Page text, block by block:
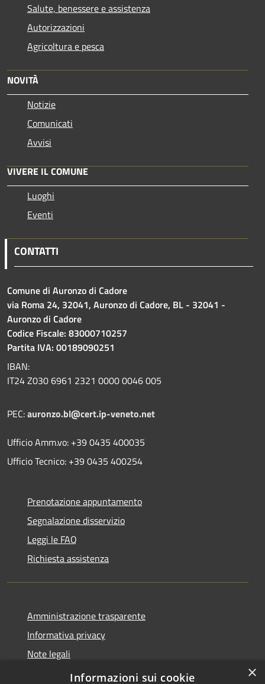
Salute, benessere e assistenza
Autorizzazioni
Agricoltura e pesca
NOVITÀ
Notizie
Comunicati
Avvisi
VIVERE IL COMUNE
Luoghi
Eventi
CONTATTI
Comune di Auronzo di Cadore
via Roma 24, 32041, Auronzo di Cadore, BL - 32041 -
Auronzo di Cadore
Codice Fiscale: 83000710257
Partita IVA: 00189090251
IBAN:
IT24 Z030 6961 2321 0000 0046 005
PEC:auronzo.bl@cert.ip-veneto.net
Ufficio Amm.vo: +39 0435 400035
Ufficio Tecnico: +39 0435 400254
Prenotazione appuntamento
Segnalazione disservizio
Leggi le FAQ
Richiesta assistenza
Amministrazione trasparente
Informativa privacy
Note legali
Dichiarazione di accessibilità
×
Informazioni sui cookie